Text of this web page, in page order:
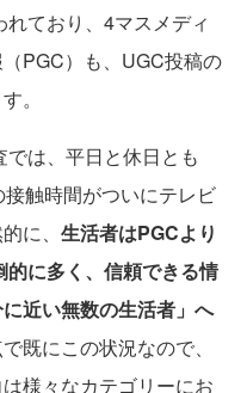
れており、4マスメディ
PGC）も、UGC投稿の
。
は、平日と休日とも
触時間がついにテレビ
に、 生活者はPGCより
に多く、信頼できる情
近い無数の生活者」へ
既にこの状況なので、
様々なカテゴリーにお